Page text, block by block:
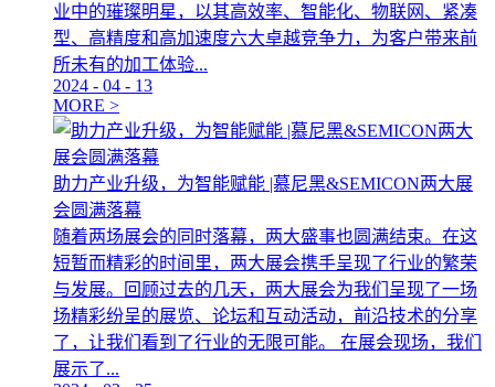
业中的璀璨明星，以其高效率、智能化、物联网、紧凑
型、高精度和高加速度六大卓越竞争力，为客户带来前
所未有的加工体验...
2024 - 04 - 13
MORE >
助力产业升级，为智能赋能 |慕尼黑&SEMICON两大展
会圆满落幕
随着两场展会的同时落幕，两大盛事也圆满结束。在这
短暂而精彩的时间里，两大展会携手呈现了行业的繁荣
与发展。回顾过去的几天，两大展会为我们呈现了一场
场精彩纷呈的展览、论坛和互动活动，前沿技术的分享
了，让我们看到了行业的无限可能。 在展会现场，我们
展示了...